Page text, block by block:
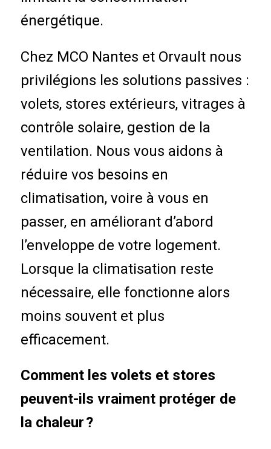
énergétique.
Chez MCO Nantes et Orvault nous
privilégions les solutions passives :
volets, stores extérieurs, vitrages à
contrôle solaire, gestion de la
ventilation. Nous vous aidons à
réduire vos besoins en
climatisation, voire à vous en
passer, en améliorant d’abord
l’enveloppe de votre logement.
Lorsque la climatisation reste
nécessaire, elle fonctionne alors
moins souvent et plus
efficacement.
Comment les volets et stores
peuvent-ils vraiment protéger de
la chaleur ?